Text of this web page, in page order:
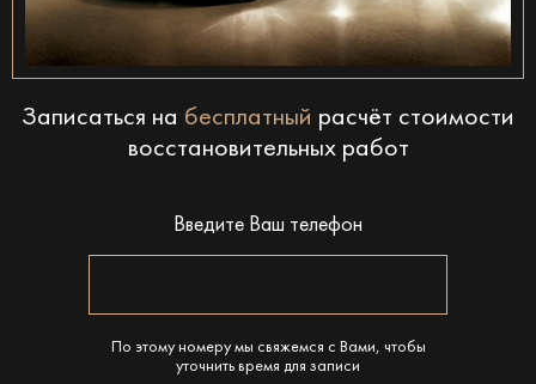
Записаться на бесплатный расчёт стоимости
восстановительных работ
Введите Ваш телефон
По этому номеру мы свяжемся с Вами, чтобы
уточнить время для записи